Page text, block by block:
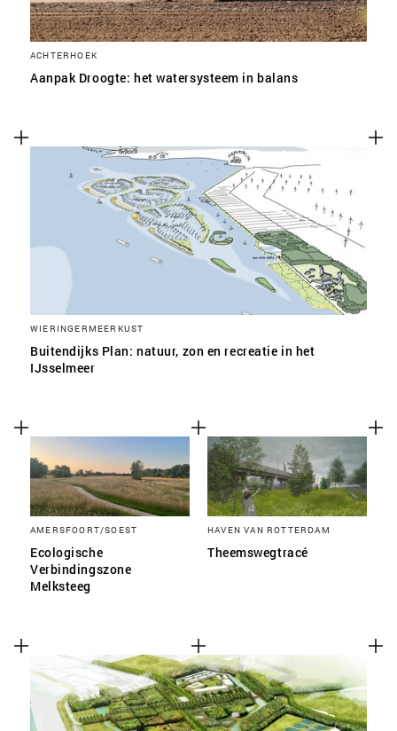
ACHTERHOEK
Aanpak Droogte: het watersysteem in balans
WIERINGERMEERKUST
Buitendijks Plan: natuur, zon en recreatie in het
IJsselmeer
AMERSFOORT/SOEST
Ecologische
Verbindingszone
Melksteeg
HAVEN VAN ROTTERDAM
Theemswegtracé